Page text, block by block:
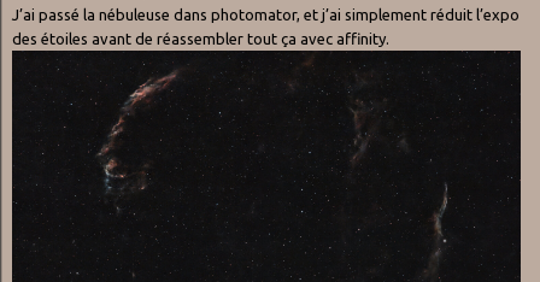
J’ai passé la nébuleuse dans photomator, et j’ai simplement réduit l’expo
des étoiles avant de réassembler tout ça avec affinity.